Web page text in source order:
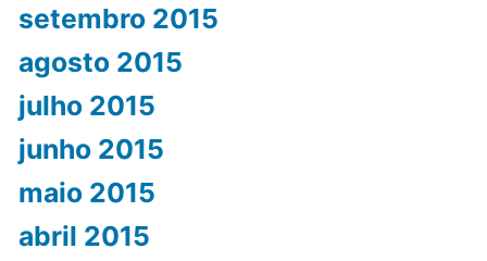
setembro 2015
agosto 2015
julho 2015
junho 2015
maio 2015
abril 2015